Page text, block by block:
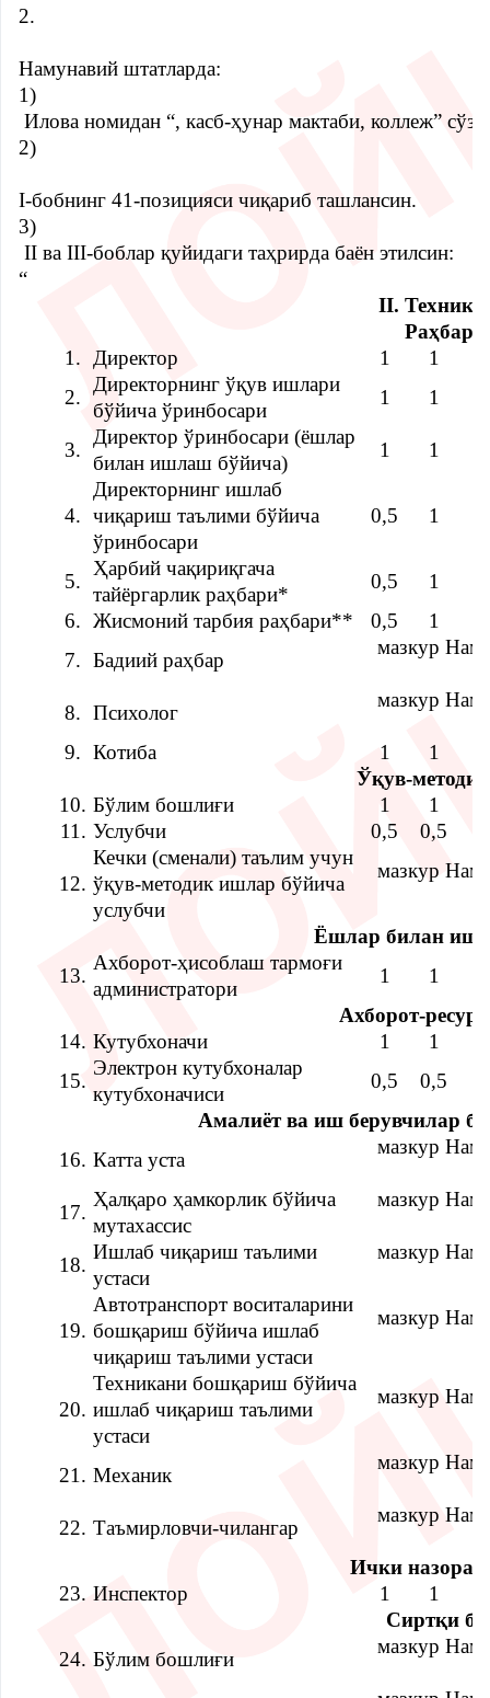
2.
Намунавий штатларда:
1)
Илова номидан “, касб-ҳунар мактаби, коллеж”
2)
I-бoбнинг 41-позицияси чиқариб ташлансин.
3)
II ва III-бoблар қуйидаги таҳрирда баён этилсин:
“
II.
1.
Директор 1 1
2.
Директорнинг ўқув ишлари
бўйича ўринбосари
1 1
3.
Директор ўринбосари (ёшлар
билан ишлаш бўйича)
1 1
4.
Директорнинг ишлаб
чиқариш таълими бўйича
ўринбосари
0,5 1
5.
Ҳарбий чақириқгача
тайёргарлик раҳбари*
0,5
1
6. Жисмоний тарбия раҳбари** 0,5
1
7. Бадиий раҳбар
мазкур
8. Психолог
мазкур
9. Котиба 1 1
Ўқув-
10. Бўлим бошлиғи 1 1
11. Услубчи 0,5 0,5
12.
Кечки (сменали) таълим учун
ўқув-методик ишлар бўйича
услубчи
мазкур
Ёшлар билан
13.
Ахборот-ҳисоблаш тармоғи
администратори
1 1
Ахборот-
14. Кутубхоначи 1 1
15.
Электрон кутубхоналар
кутубхоначиси
0,5 0,5
Амалиёт ва иш берувчилар
16. Катта уста
мазкур
17.
Ҳалқаро ҳамкорлик бўйича
мутахассис
мазкур
18.
Ишлаб чиқариш таълими
устаси
мазкур
19.
Автотранспорт воситаларини
бошқариш бўйича ишлаб
чиқариш таълими устаси
мазкур
20.
Техникани бошқариш бўйича
ишлаб чиқариш таълими
устаси
мазкур
21. Механик
мазкур
22. Таъмирловчи-чилангар
мазкур
Ички
23. Инспектор 1 1
Сиртқи
24. Бўлим бошлиғи
мазкур